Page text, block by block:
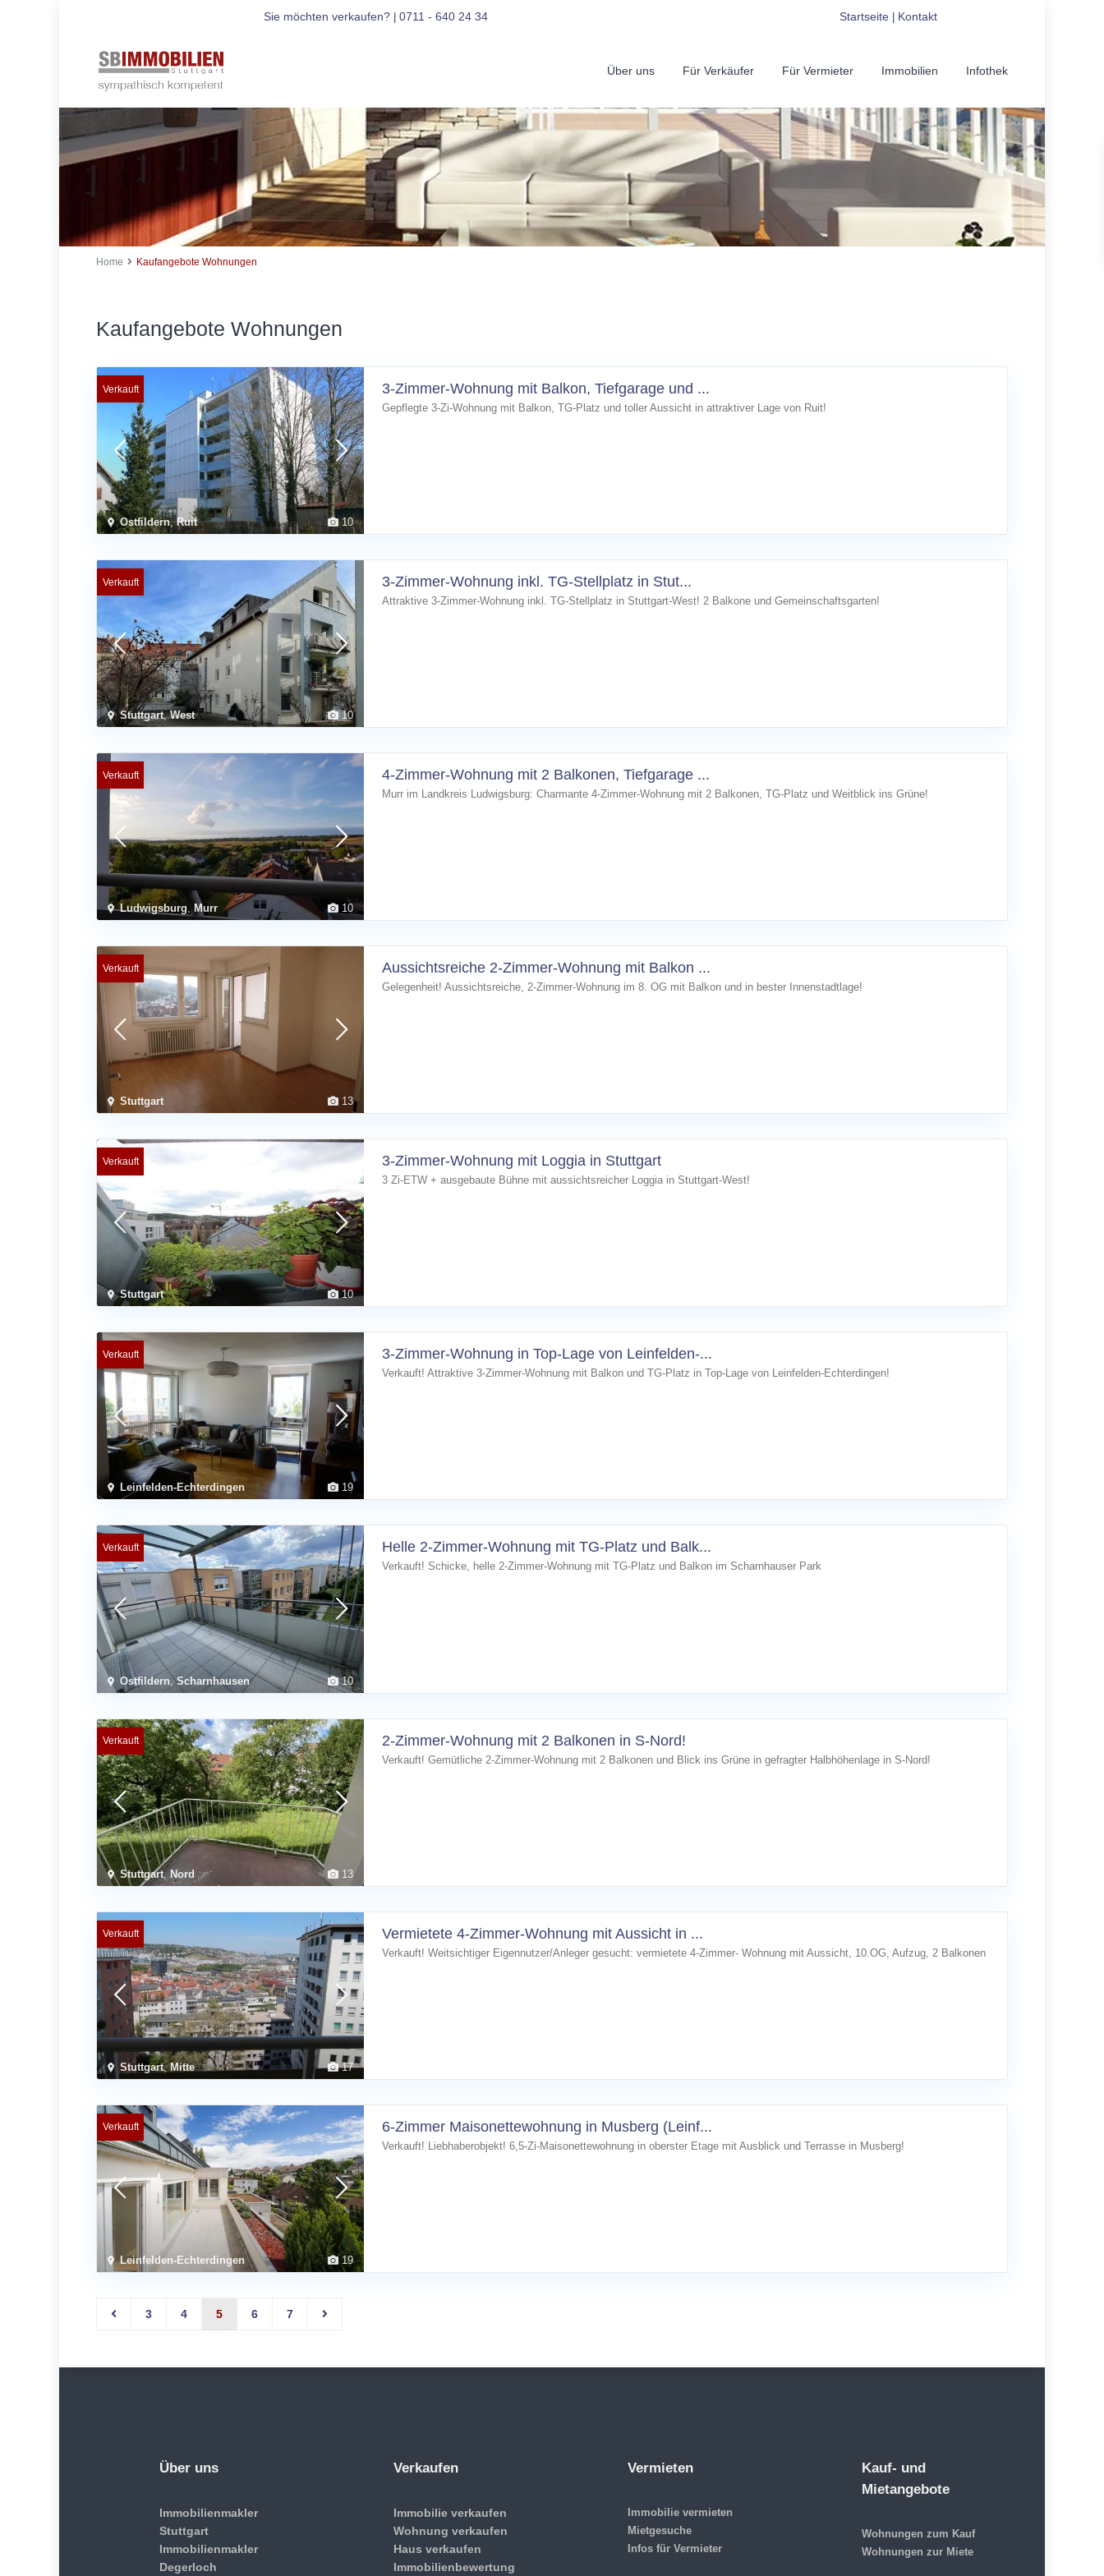
Sie möchten verkaufen? 0711 - 640 24 34 Startseite| Kontakt
Über uns Für Verkäufer Für Vermieter Immobilien Infothek
Home Kaufangebote Wohnungen
Kaufangebote Wohnungen
10
Ostfildern,Ruit
Verkauft 3-Zimmer-Wohnung mit Balkon, Tiefgarage und ...
Gepflegte 3-Zi-Wohnung mit Balkon, TG-Platz und toller Aussicht in attraktiver Lage von Ruit!
10
Stuttgart,West
Verkauft 3-Zimmer-Wohnung inkl. TG-Stellplatz in Stut...
Attraktive 3-Zimmer-Wohnung inkl. TG-Stellplatz in Stuttgart-West! 2 Balkone und Gemeinschaftsgarten!
10
Ludwigsburg, Murr
Verkauft 4-Zimmer-Wohnung mit 2 Balkonen, Tiefgarage ...
Murr im Landkreis Ludwigsburg: Charmante 4-Zimmer-Wohnung mit 2 Balkonen, TG-Platz und Weitblick ins Grüne!
13
Stuttgart
Verkauft Aussichtsreiche 2-Zimmer-Wohnung mit Balkon ...
Gelegenheit! Aussichtsreiche, 2-Zimmer-Wohnung im 8. OG mit Balkon und in bester Innenstadtlage!
10
Stuttgart
Verkauft 3-Zimmer-Wohnung mit Loggia in Stuttgart
3 Zi-ETW + ausgebaute Bühne mit aussichtsreicher Loggia in Stuttgart-West!
19
Leinfelden-Echterdingen
Verkauft 3-Zimmer-Wohnung in Top-Lage von Leinfelden-...
Verkauft! Attraktive 3-Zimmer-Wohnung mit Balkon und TG-Platz in Top-Lage von Leinfelden-Echterdingen!
10
Ostfildern,Scharnhausen
Verkauft Helle 2-Zimmer-Wohnung mit TG-Platz und Balk...
Verkauft! Schicke, helle 2-Zimmer-Wohnung mit TG-Platz und Balkon im Scharnhauser Park
13
Stuttgart,Nord
Verkauft 2-Zimmer-Wohnung mit 2 Balkonen in S-Nord!
Verkauft! Gemütliche 2-Zimmer-Wohnung mit 2 Balkonen und Blick ins Grüne in gefragter Halbhöhenlage in S-Nord!
17
Stuttgart,Mitte
Verkauft Vermietete 4-Zimmer-Wohnung mit Aussicht in ...
Verkauft! Weitsichtiger Eigennutzer/Anleger gesucht: vermietete 4-Zimmer- Wohnung mit Aussicht, 10.OG, Aufzug, 2 Balkonen
19
Leinfelden-Echterdingen
Verkauft 6-Zimmer Maisonettewohnung in Musberg (Leinf...
Verkauft! Liebhaberobjekt! 6,5-Zi-Maisonettewohnung in oberster Etage mit Ausblick und Terrasse in Musberg!
3 4 5 6 7
Über uns
Immobilienmakler
Stuttgart
Immobilienmakler
Degerloch
Verkaufen
Immobilie verkaufen
Wohnung verkaufen
Haus verkaufen
Immobilienbewertung
Vermieten
Immobilie vermieten
Mietgesuche
Infos für Vermieter
Kauf- und
Mietangebote
Wohnungen zum Kauf
Wohnungen zur Miete